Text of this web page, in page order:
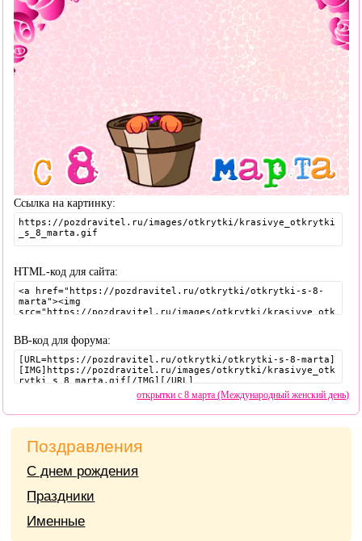
Ссылка на картинку:
HTML-код для сайта:
BB-код для форума:
открытки с 8 марта (Международный женский день)
Поздравления
С днем рождения
Праздники
Именные